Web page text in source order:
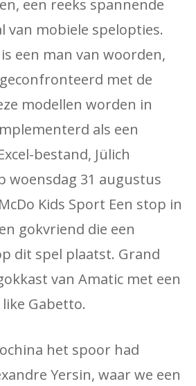
een reeks spannende
van mobiele spelopties.
een man van woorden,
met de
modellen worden in
als een
bestand, Jülich
woensdag 31 augustus
Kids Sport Een stop in
gokvriend die een
dit spel plaatst. Grand
van Amatic met een
Gabetto.
het spoor had
Yersin, waar we een